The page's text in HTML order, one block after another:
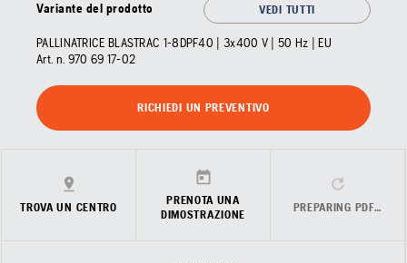
Variante del prodotto VEDI TUTTI
PALLINATRICE BLASTRAC 1-8DPF40 | 3x400 V | 50 Hz | EU
Art. n. 970 69 17‑02
RICHIEDI UN PREVENTIVO
TROVA UN CENTRO
PRENOTA UNA
DIMOSTRAZIONE
PREPARING PDF…